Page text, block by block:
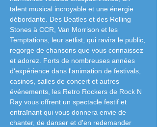
talent musical incroyable et une énergie
débordante. Des Beatles et des Rolling
Stones à CCR, Van Morrison et les
Temptations, leur setlist, qui ravira le public,
regorge de chansons que vous connaissez
et adorez. Forts de nombreuses années
d'expérience dans l'animation de festivals,
casinos, salles de concert et autres
événements, les Retro Rockers de Rock N
Ray vous offrent un spectacle festif et
entraînant qui vous donnera envie de
chanter, de danser et d'en redemander